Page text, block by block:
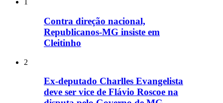
Contra direção nacional,
Republicanos-MG insiste em
Cleitinho
2
Ex-deputado Charlles Evangelista
deve ser vice de Flávio Roscoe na